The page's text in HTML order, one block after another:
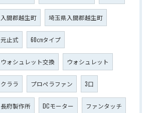
入間郡越生町 埼玉県入間郡越生町
元止式 60㎝タイプ
ウォシュレット交換 ウォシュレット
クララ プロペラファン 3口
長府製作所 DCモーター ファンタッチ